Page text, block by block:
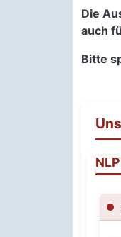
Die
auch
Bitte